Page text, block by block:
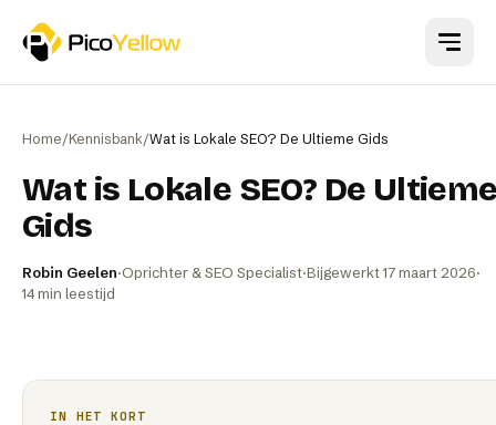
Home/Kennisbank/Wat is Lokale SEO? De Ultieme Gids
Wat is Lokale SEO? De
Gids
Robin Geelen·Oprichter & SEO Specialist·Bijgewerkt17 maart 2026·
14min leestijd
IN HET KORT